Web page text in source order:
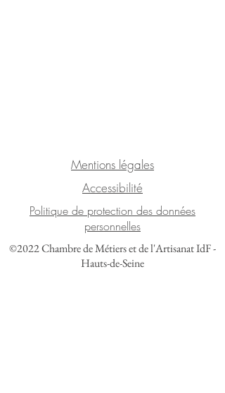
Mentions légales
Accessibilité
Politique de protection des données
personnelles
©2022 Chambre de Métiers et de l'Artisanat IdF -
Hauts-de-Seine